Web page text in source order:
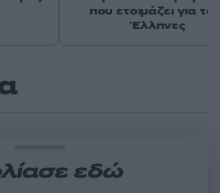
εδώ
που ετοιμάζει για
Έλληνες